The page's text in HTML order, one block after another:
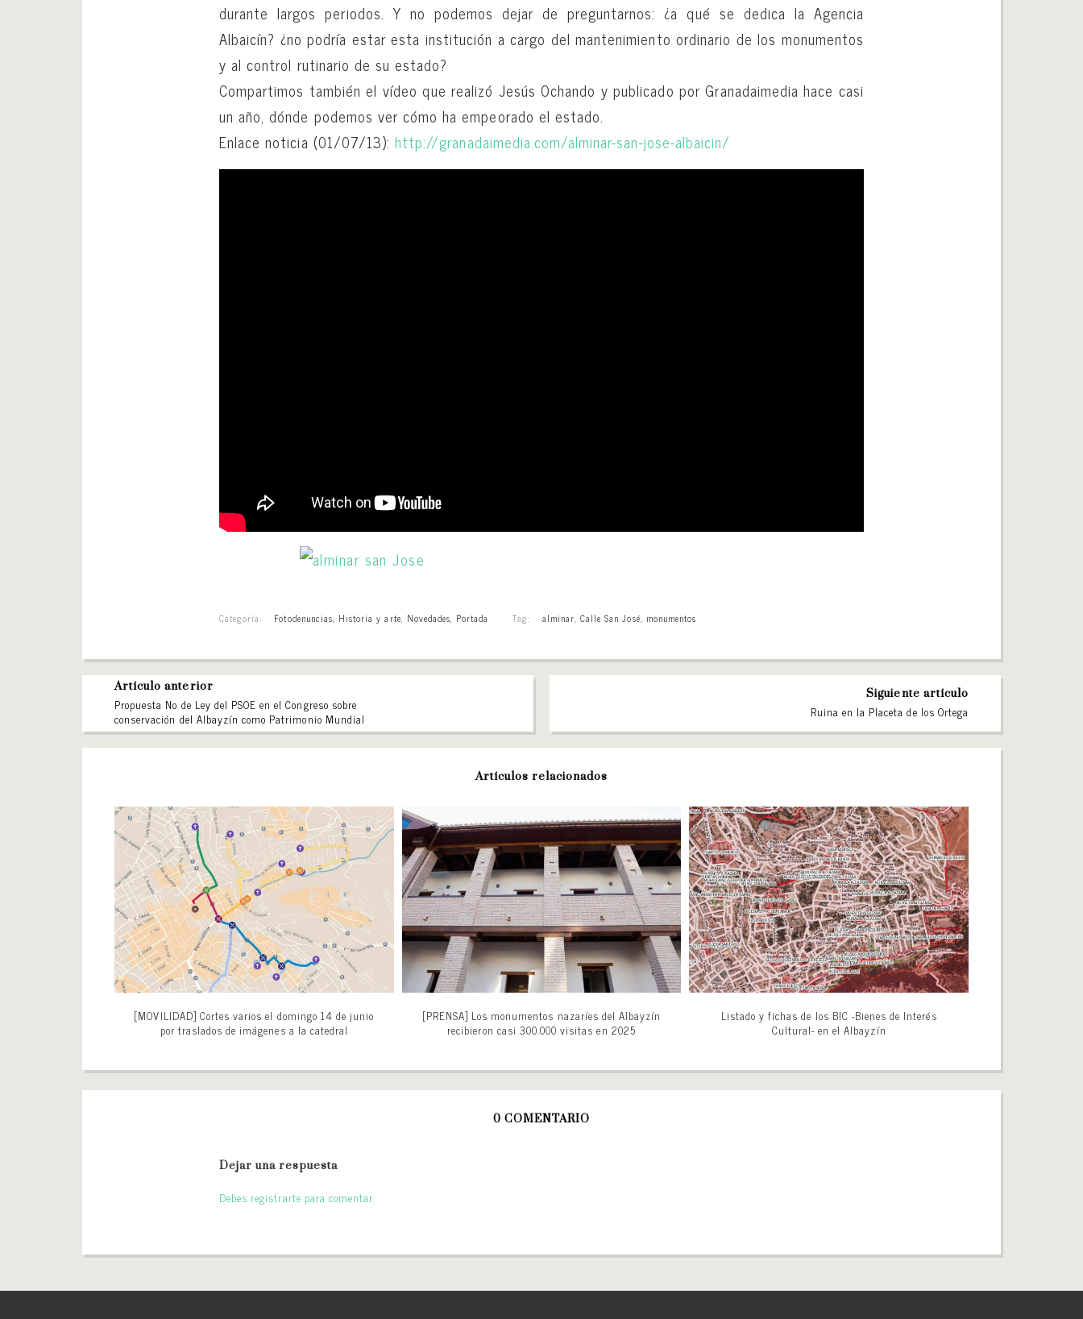
durante largos periodos. Y no podemos dejar de preguntarnos: ¿a qué se dedica la Agencia
Albaicín? ¿no podría estar esta institución a cargo del mantenimiento ordinario de los monumentos
y al control rutinario de su estado?
Compartimos también el vídeo que realizó Jesús Ochando y publicado por Granadaimedia hace casi
un año, dónde podemos ver cómo ha empeorado el estado.
Enlace noticia (01/07/13):http://granadaimedia.com/alminar-san-jose-albaicin/
Categoría: Fotodenuncias, Historia y arte, Novedades, Portada Tag: alminar,Calle San José, monumentos
Artículo anterior
Propuesta No de Ley del PSOE en el Congreso sobre
conservación del Albayzín como Patrimonio Mundial
Siguiente artículo
Ruina en la Placeta de los Ortega
Artículos relacionados
[MOVILIDAD] Cortes varios el domingo 14 de junio
por traslados de imágenes a la catedral
[PRENSA] Los monumentos nazaríes del Albayzín
recibieron casi 300.000 visitas en 2025
Listado y fichas de los BIC -Bienes de Interés
Cultural- en el Albayzín
0 COMENTARIO
Dejar una respuesta
Debes registrarte para comentar.